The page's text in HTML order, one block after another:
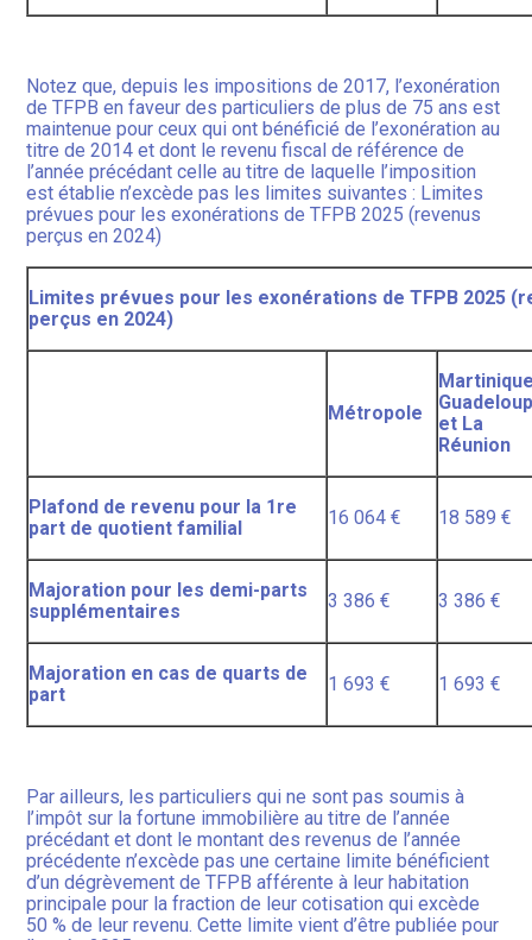
Notez que, depuis les impositions de 2017, l’exonération
de TFPB en faveur des particuliers de plus de 75 ans est
maintenue pour ceux qui ont bénéficié de l’exonération au
titre de 2014 et dont le revenu fiscal de référence de
l’année précédant celle au titre de laquelle l’imposition
est établie n’excède pas les limites suivantes : Limites
prévues pour les exonérations de TFPB 2025 (revenus
perçus en 2024)
Limites prévues pour les exonérations de TFPB 2025
perçus en 2024)
Métropole
et La
Réunion
Plafond de revenu pour la 1re
part de quotient familial
16 064 € 18 589 €
Majoration pour les demi-parts
supplémentaires
3 386 € 3 386 €
Majoration en cas de quarts de
part
1 693 € 1 693 €
Par ailleurs, les particuliers qui ne sont pas soumis à
l’impôt sur la fortune immobilière au titre de l’année
précédant et dont le montant des revenus de l’année
précédente n’excède pas une certaine limite bénéficient
d’un dégrèvement de TFPB afférente à leur habitation
principale pour la fraction de leur cotisation qui excède
50 % de leur revenu. Cette limite vient d’être publiée pour